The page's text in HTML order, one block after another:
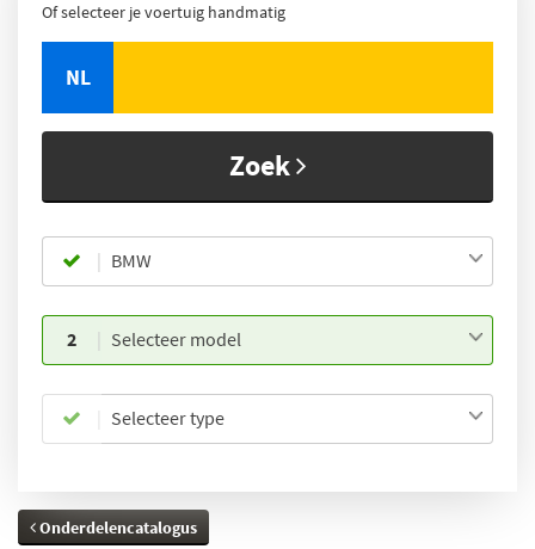
Of selecteer je voertuig handmatig
NL
Zoek
BMW
2 Selecteer model
Selecteer type
Onderdelencatalogus